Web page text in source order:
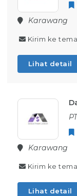
Karawang
Kirim ke
Lihat detail
Karawang
Kirim ke
Lihat detail